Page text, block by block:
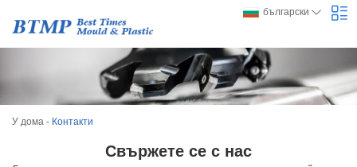
български
У дома - Контакти
Свържете се с нас